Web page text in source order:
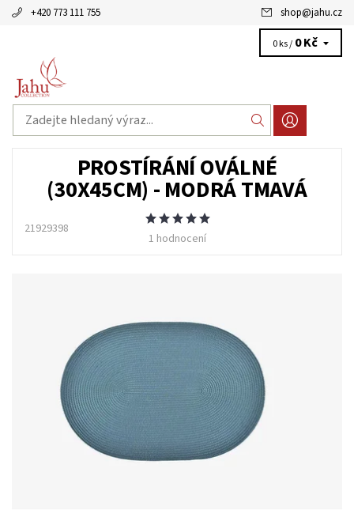
+420 773 111 755 shop@jahu.cz
0 ks / 0 Kč
PROSTÍRÁNÍ OVÁLNÉ
(30X45CM) - MODRÁ TMAVÁ
21929398
1 hodnocení